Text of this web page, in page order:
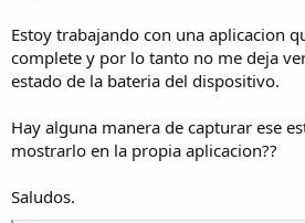
a
r
t
e
r
a
d
s
Estoy trabajando con una aplicacion
complete y por lo tanto no me deja
estado de la bateria del dispositivo.
Hay alguna manera de capturar ese
mostrarlo en la propia aplicacion??
Saludos.